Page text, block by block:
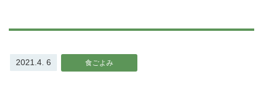
2021.4. 6 食ごよみ